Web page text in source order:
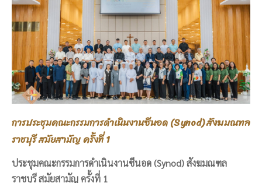
การประชุมคณะกรรมการดำเนินงานซีนอด (Synod) สังฆมณฑล
ราชบุรี สมัยสามัญ ครั้งที่ 1
ประชุมคณะกรรมการดำเนินงานซีนอด (Synod) สังฆมณฑล
ราชบุรี สมัยสามัญ ครั้งที่ 1